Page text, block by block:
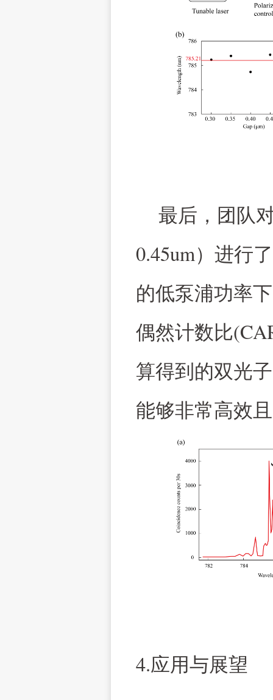
最后，团队
0.45um）进行
的低泵浦功率
偶然计数比
算得到的双光
能够非常高效
4.应用与展望